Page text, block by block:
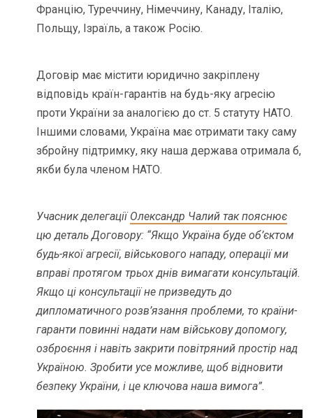
Францію, Туреччину, Німеччину, Канаду, Італію,
Польщу, Ізраїль, а також Росію.
Договір має містити юридично закріплену
відповідь країн-гарантів на будь-яку агресію
проти України за аналогією до ст. 5 статуту НАТО.
Іншими словами, Україна має отримати таку саму
збройну підтримку, яку наша держава отримала б,
якби була членом НАТО.
Учасник делегаціїОлександр Чалий так пояснює
цю деталь Договору: “Якщо Україна буде об’єктом
будь-якої агресії, військового нападу, операції ми
вправі протягом трьох днів вимагати консультацій.
Якщо ці консультації не призведуть до
дипломатичного розв’язання проблеми, то країни-
гаранти повинні надати нам військову допомогу,
озброєння і навіть закрити повітряний простір над
Україною. Зробити усе можливе, щоб відновити
безпеку України, і це ключова наша вимога”.